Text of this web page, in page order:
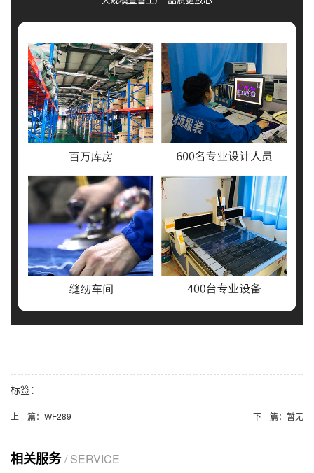
标签：
上一篇： WF289 下一篇： 暂无
相关服务/ SERVICE